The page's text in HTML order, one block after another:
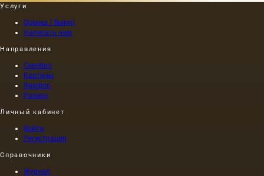
Услуги
Оценка / Выкуп
Написать нам
Направления
Серебро
Картины
Фарфор
Разное
Личный кабинет
Войти
Регистрация
Справочники
Журнал